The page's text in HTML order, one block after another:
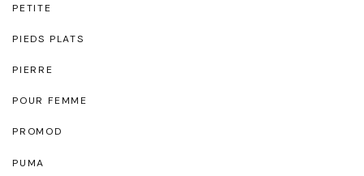
PETITE
PIEDS PLATS
PIERRE
POUR FEMME
PROMOD
PUMA